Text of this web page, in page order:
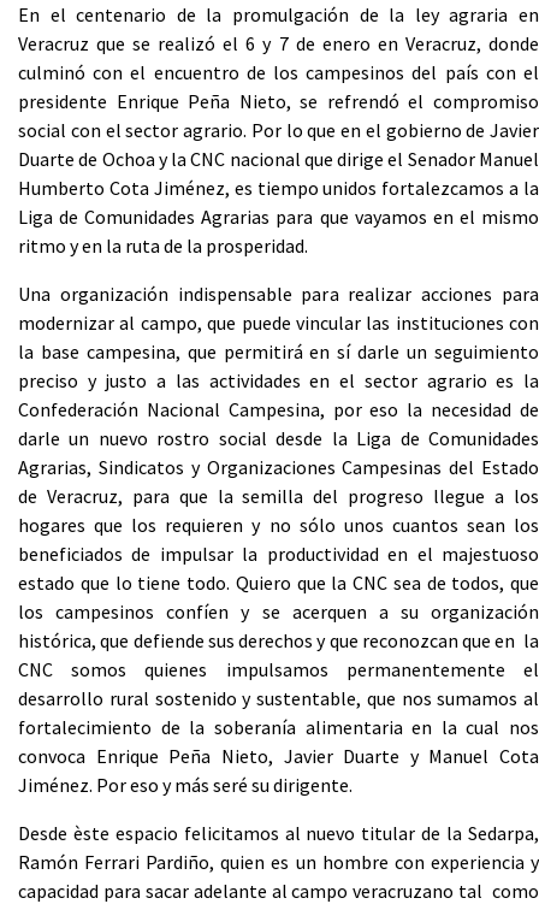
En el centenario de la promulgación de la ley agraria en
Veracruz que se realizó el 6 y 7 de enero en Veracruz, donde
culminó con el encuentro de los campesinos del país con el
presidente Enrique Peña Nieto, se refrendó el compromiso
social con el sector agrario. Por lo que en el gobierno de Javier
Duarte de Ochoa y la CNC nacional que dirige el Senador Manuel
Humberto Cota Jiménez, es tiempo unidos fortalezcamos a la
Liga de Comunidades Agrarias para que vayamos en el mismo
ritmo y en la ruta de la prosperidad.
Una organización indispensable para realizar acciones para
modernizar al campo, que puede vincular las instituciones con
la base campesina, que permitirá en sí darle un seguimiento
preciso y justo a las actividades en el sector agrario es la
Confederación Nacional Campesina, por eso la necesidad de
darle un nuevo rostro social desde la Liga de Comunidades
Agrarias, Sindicatos y Organizaciones Campesinas del Estado
de Veracruz, para que la semilla del progreso llegue a los
hogares que los requieren y no sólo unos cuantos sean los
beneficiados de impulsar la productividad en el majestuoso
estado que lo tiene todo. Quiero que la CNC sea de todos, que
los campesinos confíen y se acerquen a su organización
histórica, que defiende sus derechos y que reconozcan que en la
CNC somos quienes impulsamos permanentemente el
desarrollo rural sostenido y sustentable, que nos sumamos al
fortalecimiento de la soberanía alimentaria en la cual nos
convoca Enrique Peña Nieto, Javier Duarte y Manuel Cota
Jiménez. Por eso y más seré su dirigente.
Desde èste espacio felicitamos al nuevo titular de la Sedarpa,
Ramón Ferrari Pardiño, quien es un hombre con experiencia y
capacidad para sacar adelante al campo veracruzano tal como